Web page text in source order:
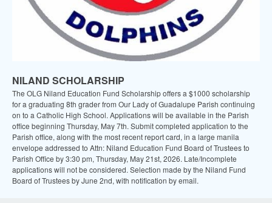
NILAND SCHOLARSHIP
The OLG Niland Education Fund Scholarship offers a $1000 scholarship
for a graduating 8th grader from Our Lady of Guadalupe Parish continuing
on to a Catholic High School. Applications will be available in the Parish
office beginning Thursday, May 7th. Submit completed application to the
Parish office, along with the most recent report card, in a large manila
envelope addressed to Attn: Niland Education Fund Board of Trustees to
Parish Office by 3:30 pm, Thursday, May 21st, 2026. Late/Incomplete
applications will not be considered. Selection made by the Niland Fund
Board of Trustees by June 2nd, with notification by email.